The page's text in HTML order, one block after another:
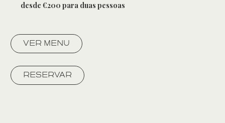
desde €200 para duas pessoas
VER MENU
RESERVAR